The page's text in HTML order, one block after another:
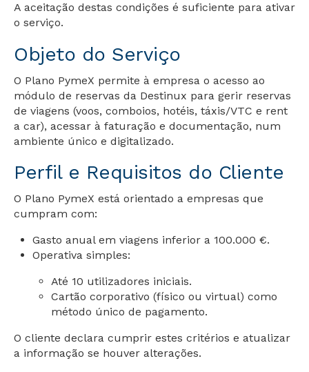
A aceitação destas condições é suficiente para ativar
o serviço.
Objeto do Serviço
O Plano PymeX permite à empresa o acesso ao
módulo de reservas da Destinux para gerir reservas
de viagens (voos, comboios, hotéis, táxis/VTC e rent
a car), acessar à faturação e documentação, num
ambiente único e digitalizado.
Perfil e Requisitos do Cliente
O Plano PymeX está orientado a empresas que
cumpram com:
Gasto anual em viagens inferior a 100.000 €.
Operativa simples:
Até 10 utilizadores iniciais.
Cartão corporativo (físico ou virtual) como
método único de pagamento.
O cliente declara cumprir estes critérios e atualizar
a informação se houver alterações.